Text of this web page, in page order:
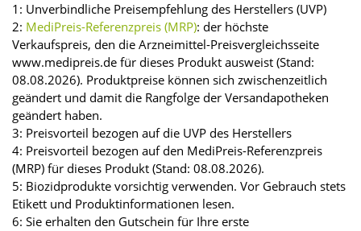
1: Unverbindliche Preisempfehlung des Herstellers (UVP)
2: MediPreis-Referenzpreis (MRP): der höchste
Verkaufspreis, den die Arzneimittel-Preisvergleichsseite
www.medipreis.de für dieses Produkt ausweist (Stand:
08.08.2026). Produktpreise können sich zwischenzeitlich
geändert und damit die Rangfolge der Versandapotheken
geändert haben.
3: Preisvorteil bezogen auf die UVP des Herstellers
4: Preisvorteil bezogen auf den MediPreis-Referenzpreis
(MRP) für dieses Produkt (Stand: 08.08.2026).
5: Biozidprodukte vorsichtig verwenden. Vor Gebrauch stets
Etikett und Produktinformationen lesen.
6: Sie erhalten den Gutschein für Ihre erste